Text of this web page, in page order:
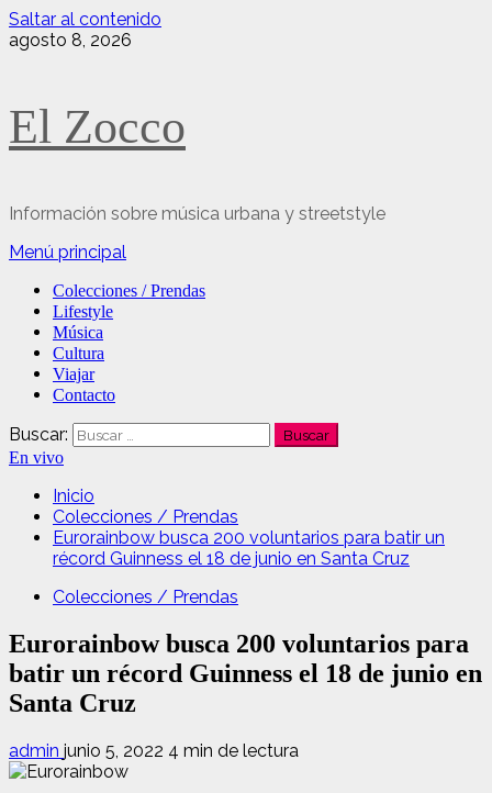
Saltar al contenido
agosto 8, 2026
El Zocco
Información sobre música urbana y streetstyle
Menú principal
Colecciones / Prendas
Lifestyle
Música
Cultura
Viajar
Contacto
Buscar:
En vivo
Inicio
Colecciones / Prendas
Eurorainbow busca 200 voluntarios para batir un
récord Guinness el 18 de junio en Santa Cruz
Colecciones / Prendas
Eurorainbow busca 200 voluntarios para
batir un récord Guinness el 18 de junio en
Santa Cruz
admin junio 5, 2022 4 min de lectura